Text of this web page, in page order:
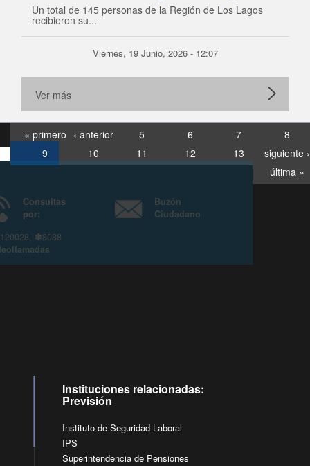
Un total de 145 personas de la Región de Los Lagos
recibieron su...
Viernes, 19 Junio, 2026 - 12:07
Ver más
« primero ‹ anterior 5 6 7
8
9
10 11 12 13
siguiente ›
última »
Consultas
6007120028, ✽8088
yVideollamadas
Instituciones relacionadas:
Previsión
Instituto de Seguridad Laboral
IPS
Superintendencia de Pensiones